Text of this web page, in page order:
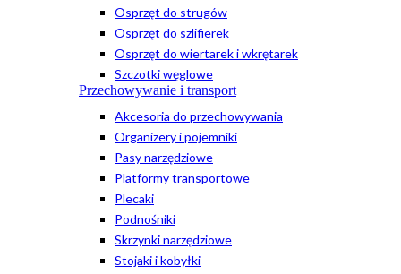
Osprzęt do strugów
Osprzęt do szlifierek
Osprzęt do wiertarek i wkrętarek
Szczotki węglowe
Przechowywanie i transport
Akcesoria do przechowywania
Organizery i pojemniki
Pasy narzędziowe
Platformy transportowe
Plecaki
Podnośniki
Skrzynki narzędziowe
Stojaki i kobyłki